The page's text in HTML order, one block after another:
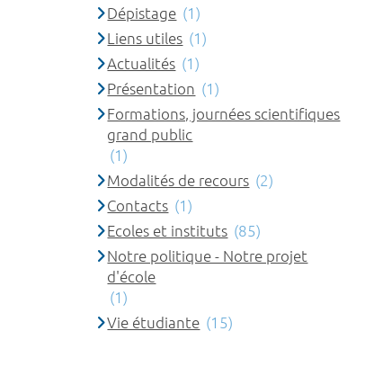
Dépistage (1)
Liens utiles (1)
Actualités (1)
Présentation (1)
Formations, journées scientifiques
grand public
(1)
Modalités de recours (2)
Contacts (1)
Ecoles et instituts (85)
Notre politique - Notre projet
d'école
(1)
Vie étudiante (15)